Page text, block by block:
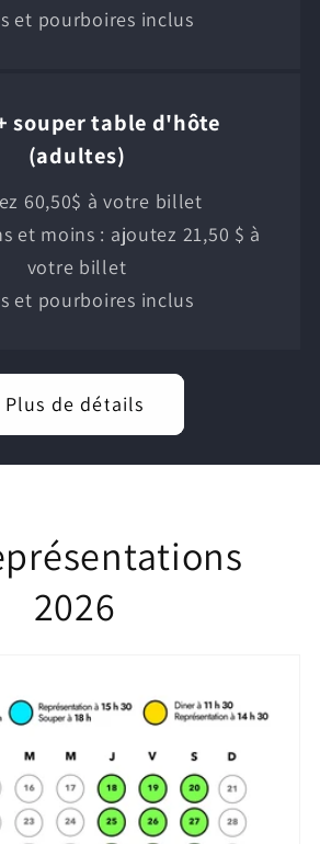
et pourboires inclus
souper table d'hôte
(adultes)
60,50$ à votre billet
et moins : ajoutez 21,50 $ à
votre billet
et pourboires inclus
Plus de détails
2026